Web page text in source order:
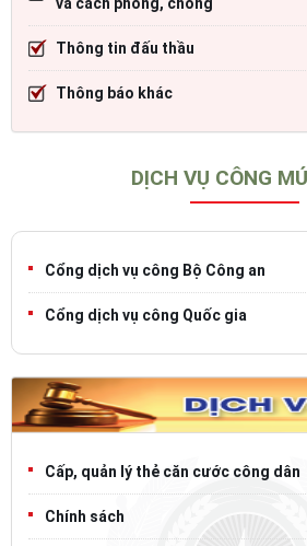
Thông tin đấu thầu
Thông báo khác
DỊCH VỤ CÔNG
Cổng dịch vụ công Bộ Công an
Cổng dịch vụ công Quốc gia
Cấp, quản lý thẻ căn cước công dân
Chính sách